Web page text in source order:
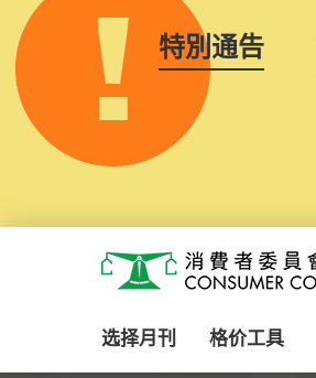
特別通告
消费者委员会
选择月刊 格价工具